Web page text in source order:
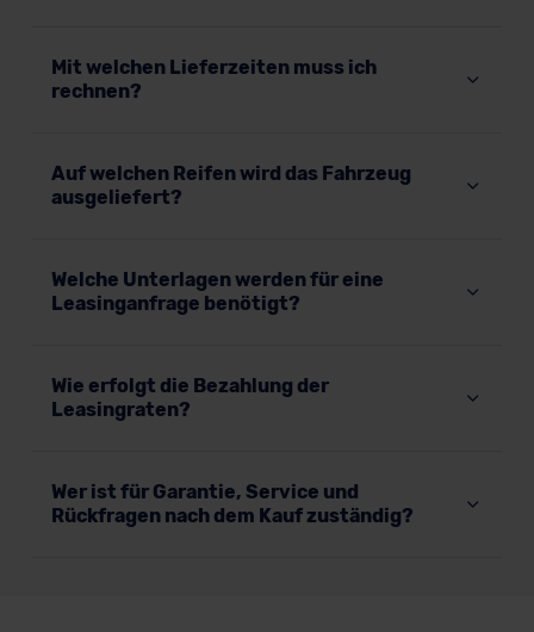
Mit welchen Lieferzeiten muss ich
rechnen?
Auf welchen Reifen wird das Fahrzeug
ausgeliefert?
Welche Unterlagen werden für eine
Leasinganfrage benötigt?
Wie erfolgt die Bezahlung der
Leasingraten?
Wer ist für Garantie, Service und
Rückfragen nach dem Kauf zuständig?